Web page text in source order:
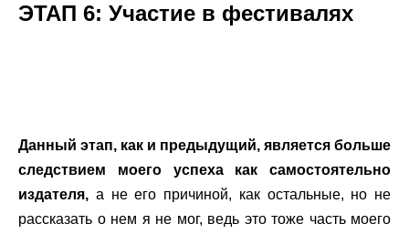
ЭТАП 6: Участие в фестивалях
Данный этап, как и предыдущий, является больше
следствием моего успеха как самостоятельно
издателя, а не его причиной, как остальные, но не
рассказать о нем я не мог, ведь это тоже часть моего